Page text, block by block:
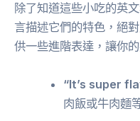
除了知道這些小吃的英
言描述它們的特色，絕
供一些進階表達，讓你
“It’s super
肉飯或牛肉麵